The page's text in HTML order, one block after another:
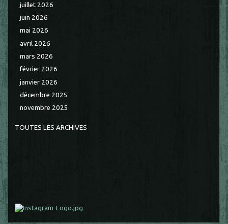
juillet 2026
juin 2026
mai 2026
avril 2026
mars 2026
février 2026
janvier 2026
décembre 2025
novembre 2025
TOUTES LES ARCHIVES